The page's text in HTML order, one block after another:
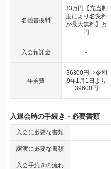
名義書換料
33万円【充当制
度により名変料
が最大無料】万
円
入会預託金 -
年会費
36300円⇒令和
9年1月1日より
39600円
入退会時の手続き・必要書類
入会に必要な書類
譲渡に必要な書類
入会手続きの流れ